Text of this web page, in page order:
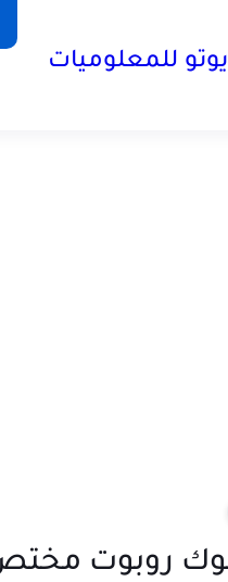
للمعلوميات
روبوت مختص